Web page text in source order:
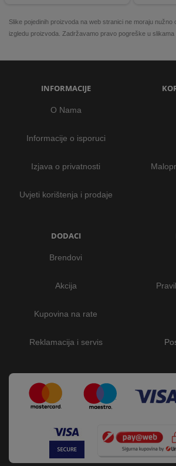
Slike pojedinih proizvoda na web stranici ne moraju nužno
izgledu proizvoda. Zadržavamo pravo pogreške u slikama
INFORMACIJE
O Nama
Informacije o isporuci
Izjava o privatnosti
Uvjeti korištenja i prodaje
DODACI
Brendovi
Akcija
Kupovina na rate
Reklamacija i servis